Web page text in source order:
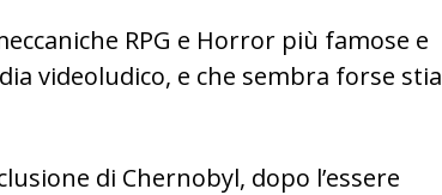
RPG e Horror più famose e
videoludico, e che sembra forse stia
di Chernobyl, dopo l’essere